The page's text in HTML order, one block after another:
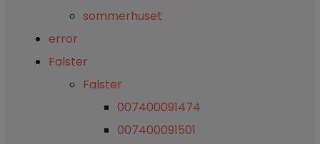
sommerhuset
error
Falster
Falster
007400091474
007400091501